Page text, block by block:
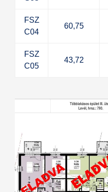
FSZ
C04
60,75
FSZ
C05
43,72